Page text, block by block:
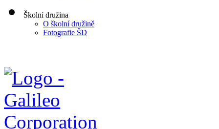
Školní družina
O školní družině
Fotografie ŠD